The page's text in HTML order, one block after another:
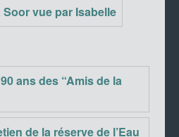
Soor vue par Isabelle
ans des “Amis de la
de la réserve de l’Eau